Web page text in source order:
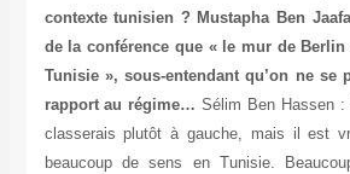
contexte tunisien ? Mustapha Ben
de la conférence que « le mur de Berlin
Tunisie », sous-entendant qu’on ne se
rapport au régime… Sélim Ben Hassen
classerais plutôt à gauche, mais il est
beaucoup de sens en Tunisie.